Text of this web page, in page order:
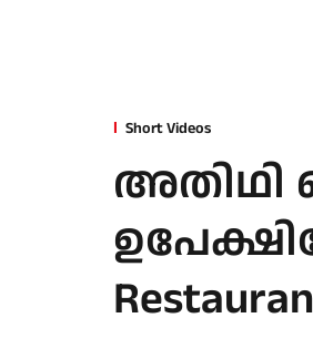
Short Videos
അതിഥി